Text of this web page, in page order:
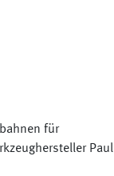
für
Paul